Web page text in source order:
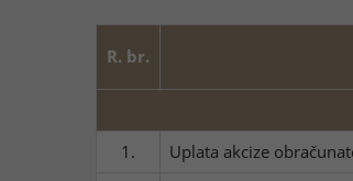
R. br.
1.
Uplata akcize